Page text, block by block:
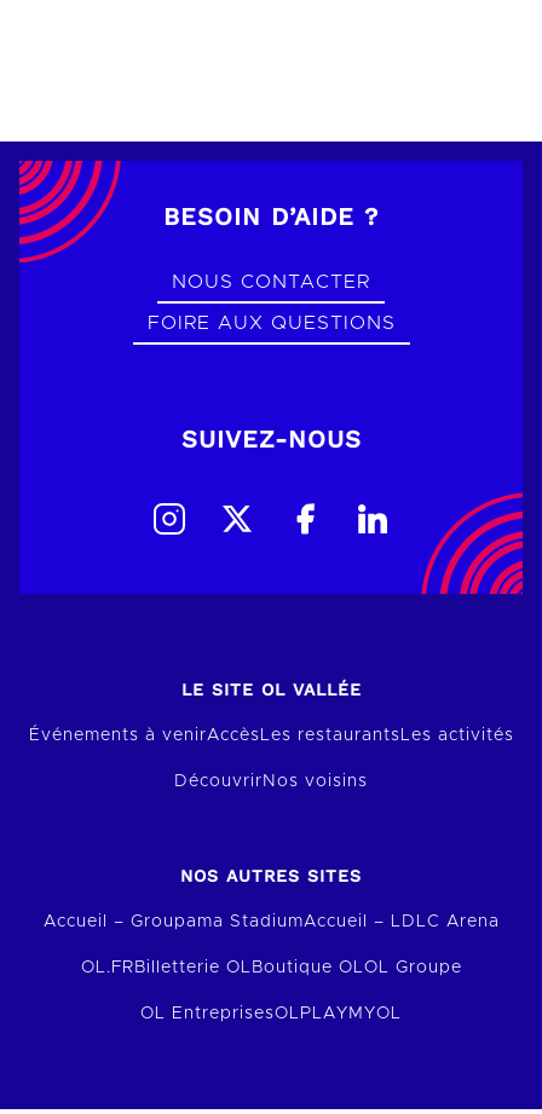
BESOIN D’AIDE ?
NOUS CONTACTER
FOIRE AUX QUESTIONS
SUIVEZ-NOUS
LE SITE OL VALLÉE
Événements à venirAccès Les restaurants Les activités
Découvrir Nos voisins
NOS AUTRES SITES
Accueil – Groupama StadiumAccueil – LDLC Arena
OL.FR Billetterie OL Boutique OL OL Groupe
OL EntreprisesOLPLAY MYOL